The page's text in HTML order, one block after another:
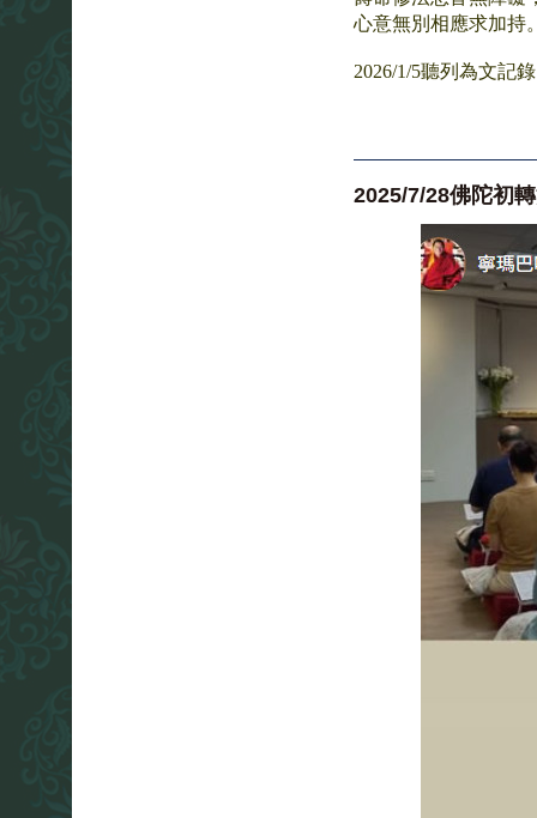
心意無別相應求加持
2026/1/5聽列為文記錄
2025/7/28佛陀初